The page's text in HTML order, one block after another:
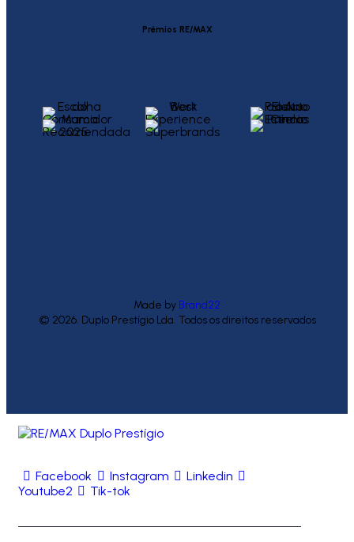
Prémios RE/MAX
Made by Brand22
© 2026. Duplo Prestígio Lda. Todos os direitos reservados
Facebook Instagram
Linkedin
Youtube2
Tik-tok